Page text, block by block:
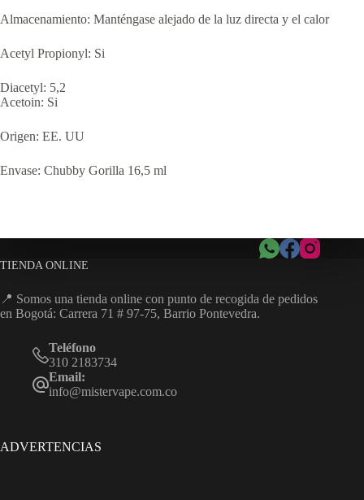
Almacenamiento: Manténgase alejado de la luz directa y el calor
Acetyl Propionyl: Si
Diacetyl: 5,2
Acetoin: Si
Origen: EE. UU
Envase: Chubby Gorilla 16,5 ml
TIENDA ONLINE
📍 Somos una tienda online con punto de recogida de pedidos
en Bogotá: Carrera 71 # 97-75, Barrio Pontevedra.
Teléfono
310 2183734
Email:
info@mistervape.com.co
ADVERTENCIAS